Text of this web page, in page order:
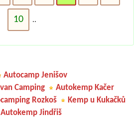
10 ..
Autocamp Jenišov
Camping
Autokemp Kačer
Rozkoš Kemp u Kukačků
Autokemp Jindřiš